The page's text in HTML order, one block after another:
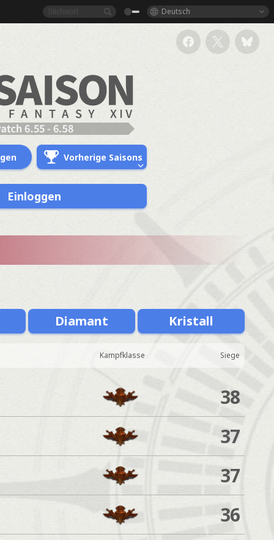
Deutsch
Vorherige Saisons
Einloggen
Diamant Kristall
Kampfklasse Siege
38
37
37
36